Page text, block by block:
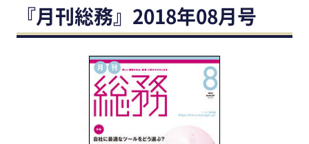
リスクマネジメント・BCP
社外・社内広報
社外・社内コミュニケーション活性化
FM・オフィス移転
CSR・SDGs
テクノロジー活用・DX
助成金・補助金・コスト削減
アウトソーシング・BPO
調査・レポート
『月刊総務』2018年08月号